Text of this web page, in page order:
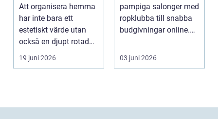
Att organisera hemma
har inte bara ett
estetiskt värde utan
också en djupt rotad
på...
19 juni 2026
pampiga salonger med
ropklubba till snabba
budgivningar online.
03 juni 2026